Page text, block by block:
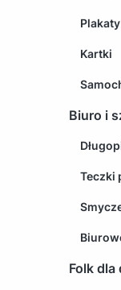
Kartki
Biuro i
Teczki
Folk dla